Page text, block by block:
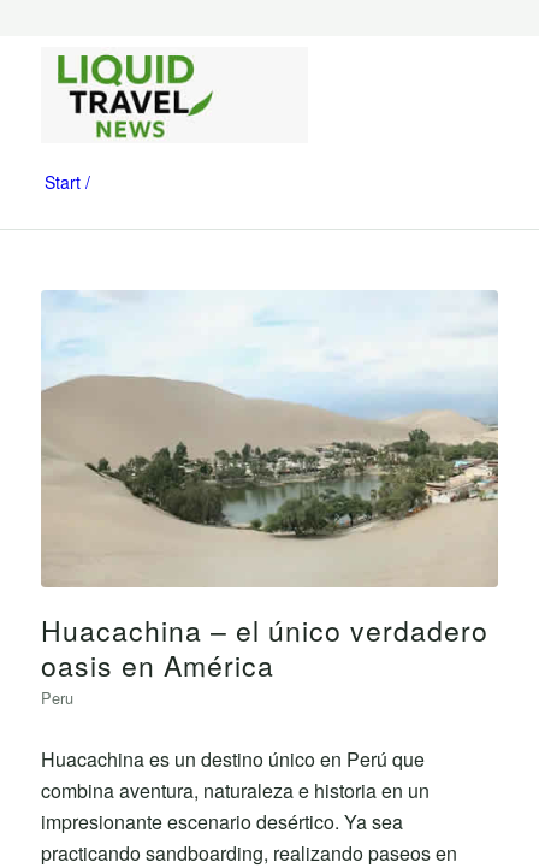
Start
Huacachina – el único verdadero
oasis en América
Peru
Huacachina es un destino único en Perú que
combina aventura, naturaleza e historia en un
impresionante escenario desértico. Ya sea
practicando sandboarding, realizando paseos en